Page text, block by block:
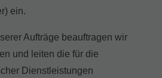
ein.
Aufträge beauftragen wir
und leiten die für die
Dienstleistungen